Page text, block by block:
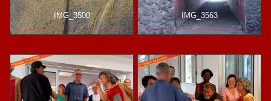
IMG_3500 IMG_3563